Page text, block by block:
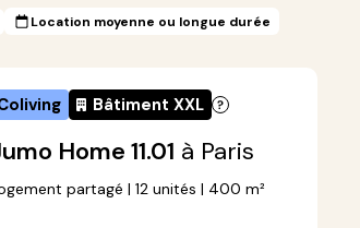
Location moyenne ou longue durée
Bâtiment XXL
Home 11.01 à Paris
partagé | 12 unités | 400 m²